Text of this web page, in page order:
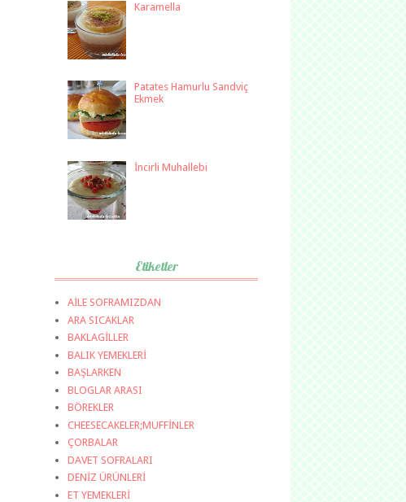
Karamella
Patates Hamurlu Sandviç
Ekmek
İncirli Muhallebi
Etiketler
AİLE SOFRAMIZDAN
ARA SICAKLAR
BAKLAGİLLER
BALIK YEMEKLERİ
BAŞLARKEN
BLOGLAR ARASI
BÖREKLER
CHEESECAKELER;MUFFİNLER
ÇORBALAR
DAVET SOFRALARI
DENİZ ÜRÜNLERİ
ET YEMEKLERİ